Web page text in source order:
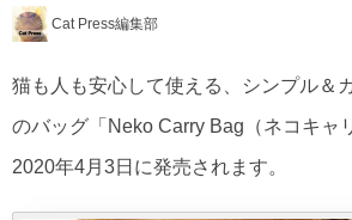
Cat Press編集部
猫も人も安心して使える、シンプル＆
のバッグ「Neko Carry Bag（ネコキャ
2020年4月3日に発売されます。